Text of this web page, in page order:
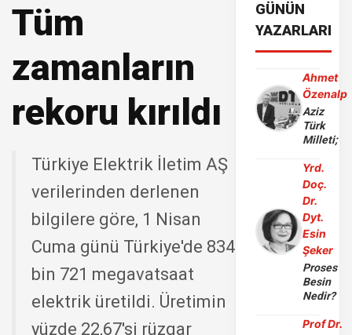
Tüm
zamanların
rekoru kırıldı
Türkiye Elektrik İletim AŞ
verilerinden derlenen
bilgilere göre, 1 Nisan
Cuma günü Türkiye'de 834
bin 721 megavatsaat
elektrik üretildi. Üretimin
yüzde 22,67'si rüzgar
GÜNÜN
YAZARLARI
Ahmet
Özenalp
Aziz
Türk
Milleti;
Yrd.
Doç.
Dr.
Dyt.
Esin
Şeker
Proses
Besin
Nedir?
Prof Dr.